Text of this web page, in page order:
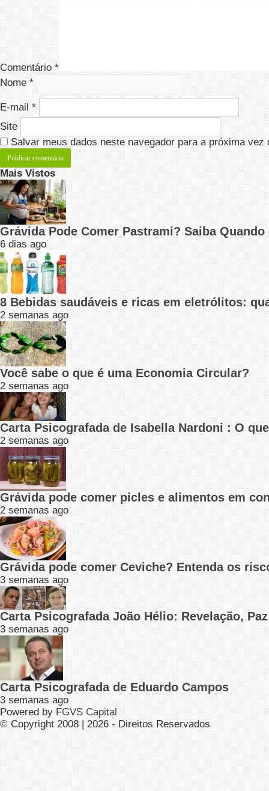
Comentário *
Nome *
E-mail *
Site
Salvar meus dados neste navegador para a próxima vez
Mais Vistos
Grávida Pode Comer Pastrami? Saiba
6 dias ago
8 Bebidas saudáveis e ricas em eletrólitos:
2 semanas ago
Você sabe o que é uma Economia Circular?
2 semanas ago
Carta Psicografada de Isabella Nardoni : O
2 semanas ago
Grávida pode comer picles e alimentos em
2 semanas ago
Grávida pode comer Ceviche? Entenda os
3 semanas ago
Carta Psicografada João Hélio: Revelação,
3 semanas ago
Carta Psicografada de Eduardo Campos
3 semanas ago
Powered by FGVS Capital
© Copyright 2008 | 2026 - Direitos Reservados